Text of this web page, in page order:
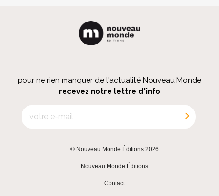
pour ne rien manquer de l'actualité Nouveau Monde
recevez notre lettre d'info
© Nouveau Monde Éditions 2026
Nouveau Monde Éditions
Contact